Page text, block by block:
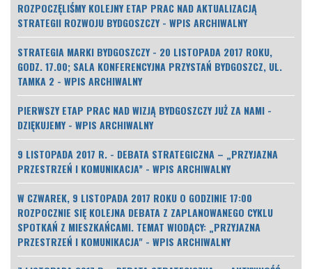
ROZPOCZĘLIŚMY KOLEJNY ETAP PRAC NAD AKTUALIZACJĄ
STRATEGII ROZWOJU BYDGOSZCZY - WPIS ARCHIWALNY
STRATEGIA MARKI BYDGOSZCZY - 20 LISTOPADA 2017 ROKU,
GODZ. 17.00; SALA KONFERENCYJNA PRZYSTAŃ BYDGOSZCZ, UL.
TAMKA 2 - WPIS ARCHIWALNY
PIERWSZY ETAP PRAC NAD WIZJĄ BYDGOSZCZY JUŻ ZA NAMI -
DZIĘKUJEMY - WPIS ARCHIWALNY
9 LISTOPADA 2017 R. - DEBATA STRATEGICZNA – „PRZYJAZNA
PRZESTRZEŃ I KOMUNIKACJA” - WPIS ARCHIWALNY
W CZWAREK, 9 LISTOPADA 2017 ROKU O GODZINIE 17:00
ROZPOCZNIE SIĘ KOLEJNA DEBATA Z ZAPLANOWANEGO CYKLU
SPOTKAŃ Z MIESZKAŃCAMI. TEMAT WIODĄCY: „PRZYJAZNA
PRZESTRZEŃ I KOMUNIKACJA" - WPIS ARCHIWALNY